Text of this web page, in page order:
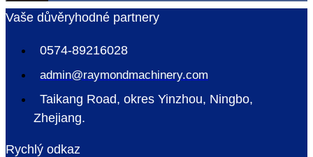
Vaše důvěryhodné partnery
0574-89216028
admin@raymondmachinery.com
Taikang Road, okres Yinzhou, Ningbo,
Zhejiang.
Rychlý odkaz